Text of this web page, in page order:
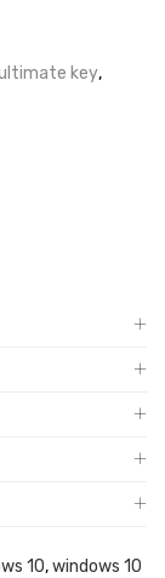
key,
10,windows 10